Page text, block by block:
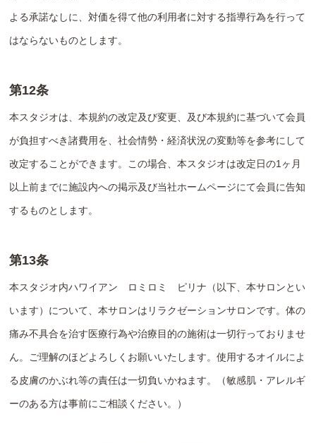
よる承諾なしに、対価を得て他の利用者に対する指導行為を行って
はならないものとします。
第12条
本スタジオは、本規約の改定及び変更、及び本規約に基づいて会員
が負担すべき諸費用を、社会情勢・経済状況の変動等を参考にして
改定することができます。この場合、本スタジオは改定日の1ヶ月
以上前までに施設内への掲示及び当社ホームページにて会員に告知
するものとします。
第13条
本スタジオ内ハワイアン ロミロミ ピリナ（以下、本サロンとい
います）について、本サロンはリラクゼーションサロンです。体の
痛み不具合を治す医療行為や治療目的の施術は一切行っておりませ
ん。ご理解のほどよろしくお願いいたします。使用するオイルによ
る皮膚のかぶれ等の責任は一切負いかねます。（敏感肌・アレルギ
ーのある方は事前にご相談ください。）